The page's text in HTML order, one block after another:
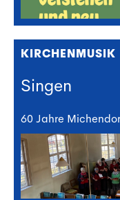
KIRCHENMUSIK
Singen
60 Jahre